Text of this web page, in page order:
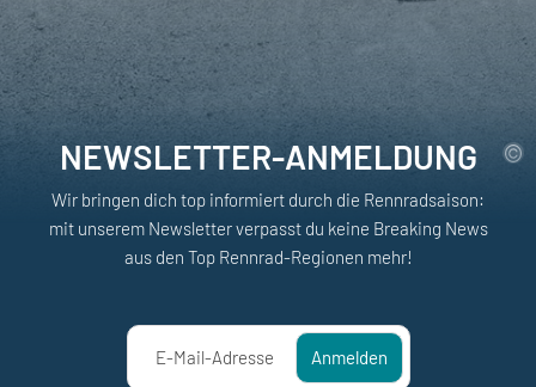
NEWSLETTER-ANMELDUNG
Wir bringen dich top informiert durch die Rennradsaison:
mit unserem Newsletter verpasst du keine Breaking News
aus den Top Rennrad-Regionen mehr!
E-Mail-Adresse Anmelden